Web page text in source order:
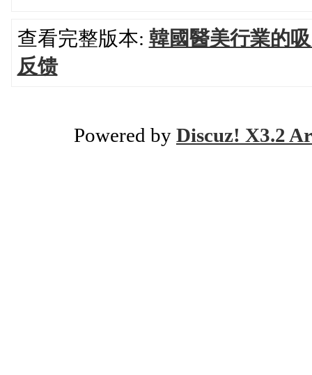
查看完整版本: 韓國醫美行業的
反馈
Powered by Discuz! X3.2